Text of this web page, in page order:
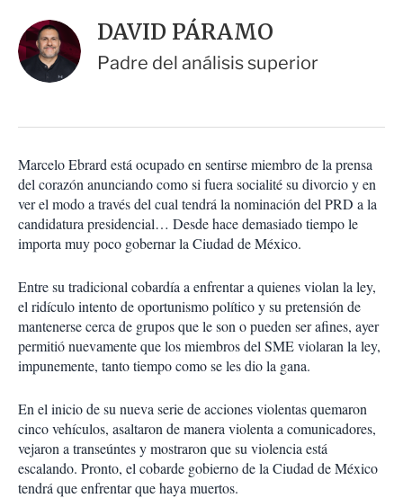
o
n
e
s
c
m
p
a
r
t
i
a
r
DAVID PÁRAMO
Padre del análisis superior
Marcelo Ebrard está ocupado en sentirse miembro de la prensa
del corazón anunciando como si fuera socialité su divorcio y en
ver el modo a través del cual tendrá la nominación del PRD a la
candidatura presidencial… Desde hace demasiado tiempo le
importa muy poco gobernar la Ciudad de México.
Entre su tradicional cobardía a enfrentar a quienes violan la ley,
el ridículo intento de oportunismo político y su pretensión de
mantenerse cerca de grupos que le son o pueden ser afines, ayer
permitió nuevamente que los miembros del SME violaran la ley,
impunemente, tanto tiempo como se les dio la gana.
En el inicio de su nueva serie de acciones violentas quemaron
cinco vehículos, asaltaron de manera violenta a comunicadores,
vejaron a transeúntes y mostraron que su violencia está
escalando. Pronto, el cobarde gobierno de la Ciudad de México
tendrá que enfrentar que haya muertos.